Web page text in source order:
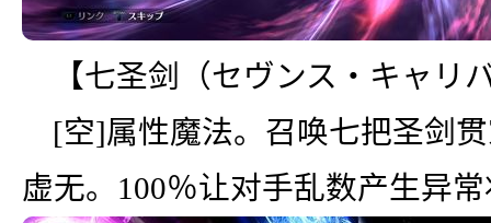
【七圣剑（セヴンス・キャリ
[空]属性魔法。召唤七把圣剑
虚无。100％让对手乱数产生异